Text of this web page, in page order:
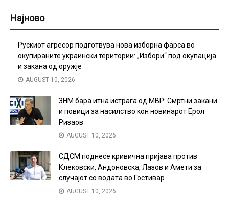
Најново
Рускиот агресор подготвува нова изборна фарса во
окупираните украински територии: „Избори“ под окупација
и закана од оружје
AUGUST 10, 2026
ЗНМ бара итна истрага од МВР: Смртни закани
и повици за насилство кон новинарот Ерол
Ризаов
AUGUST 10, 2026
СДСМ поднесе кривична пријава против
Клековски, Андоновска, Лазов и Амети за
случајот со водата во Гостивар
AUGUST 10, 2026